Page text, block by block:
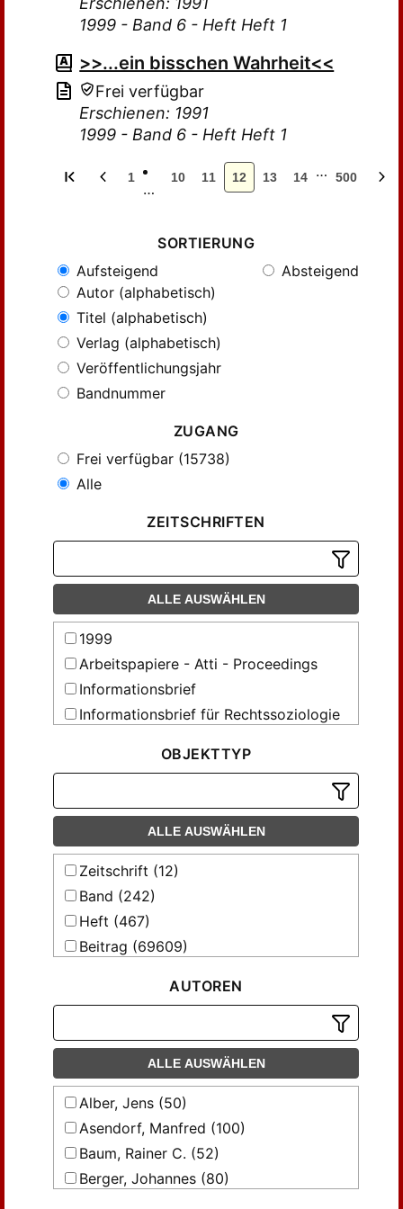
1999 - Band 6 - Heft Heft 1
>>...ein bisschen Wahrheit<<
Frei verfügbar
Erschienen: 1991
1999 - Band 6 - Heft Heft 1
1
…
10 11 12 13 14 … 500
SORTIERUNG
Aufsteigend
Absteigend
Autor (alphabetisch)
Titel (alphabetisch)
Verlag (alphabetisch)
Veröffentlichungsjahr
Bandnummer
ZUGANG
Frei verfügbar (15738)
Alle
ZEITSCHRIFTEN
ALLE AUSWÄHLEN
1999
Arbeitspapiere - Atti - Proceedings
Informationsbrief
Informationsbrief für Rechtssoziologie
Mitteilungen / Dokumentationsstelle zur
Newsletter / Hamburger Stiftung für
Sozialgeschichte des 20. Jahrhunderts
Sozial.Geschichte
Sozial.Geschichte online
Sozialer Sinn
Zeitschrift für Rechtssoziologie
Zeitschrift für Soziologie
OBJEKTTYP
ALLE AUSWÄHLEN
Zeitschrift (12)
Band (242)
Heft (467)
Beitrag (69609)
AUTOREN
ALLE AUSWÄHLEN
Alber, Jens (50)
Asendorf, Manfred (100)
Baum, Rainer C. (52)
Berger, Johannes (80)